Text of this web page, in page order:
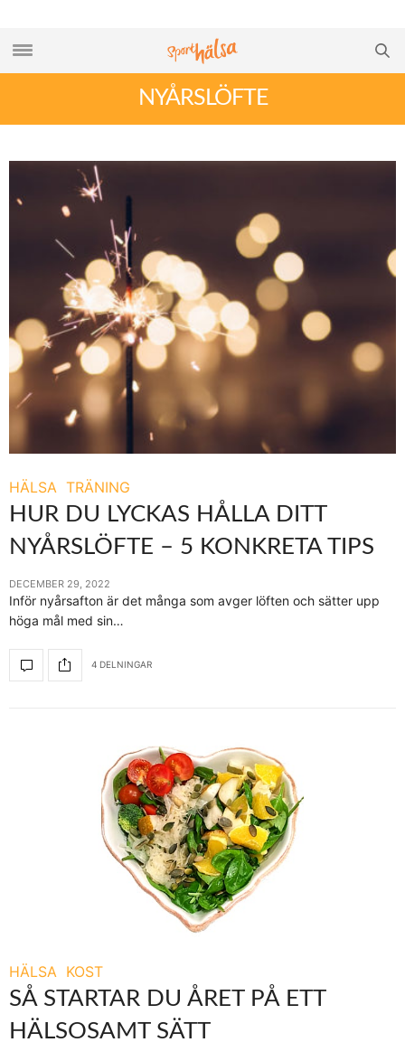
NYÅRSLÖFTE
HÄLSA TRÄNING
HUR DU LYCKAS HÅLLA DITT
NYÅRSLÖFTE – 5 KONKRETA TIPS
DECEMBER 29, 2022
Inför nyårsafton är det många som avger löften och sätter upp
höga mål med sin…
4 DELNINGAR
HÄLSA KOST
SÅ STARTAR DU ÅRET PÅ ETT
HÄLSOSAMT SÄTT